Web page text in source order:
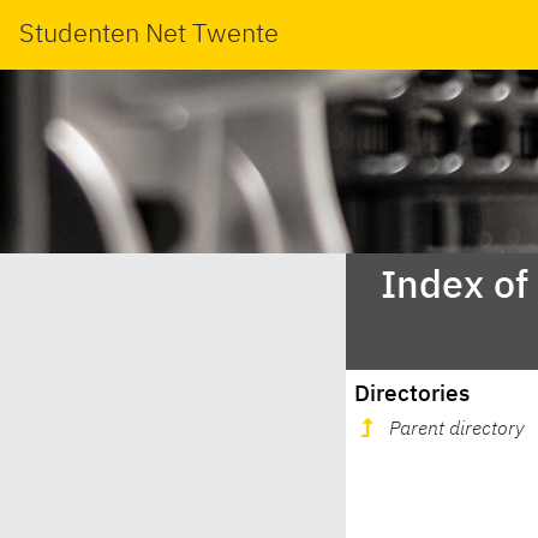
Studenten Net Twente
Index
Directories
Parent directory